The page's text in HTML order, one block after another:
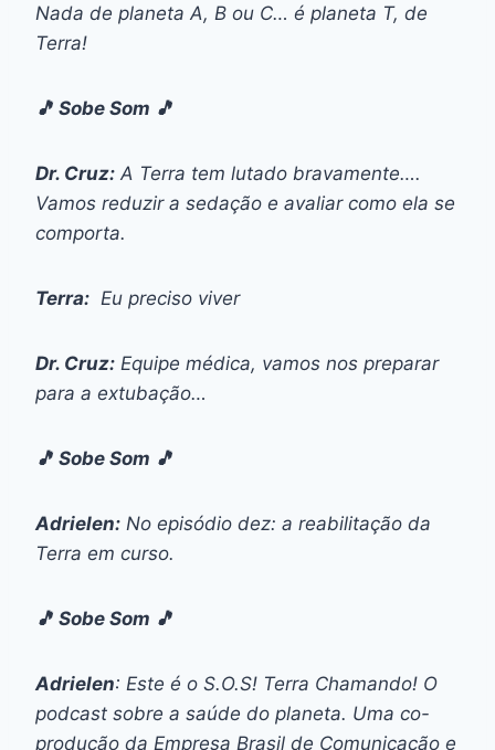
Nada de planeta A, B ou C… é planeta T, de
Terra!
🎵 Sobe Som 🎵
Dr. Cruz: A Terra tem lutado bravamente….
Vamos reduzir a sedação e avaliar como ela se
comporta.
Terra: Eu preciso viver
Dr. Cruz: Equipe médica, vamos nos preparar
para a extubação…
🎵 Sobe Som 🎵
Adrielen: No episódio dez: a reabilitação da
Terra em curso.
🎵 Sobe Som 🎵
Adrielen: Este é o S.O.S! Terra Chamando! O
podcast sobre a saúde do planeta. Uma co-
produção da Empresa Brasil de Comunicação e